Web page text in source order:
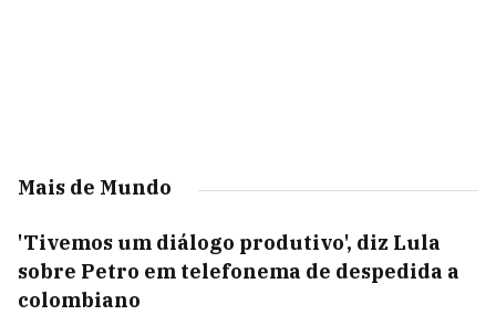
Mais de Mundo
'Tivemos um diálogo produtivo', diz Lula
sobre Petro em telefonema de despedida a
colombiano